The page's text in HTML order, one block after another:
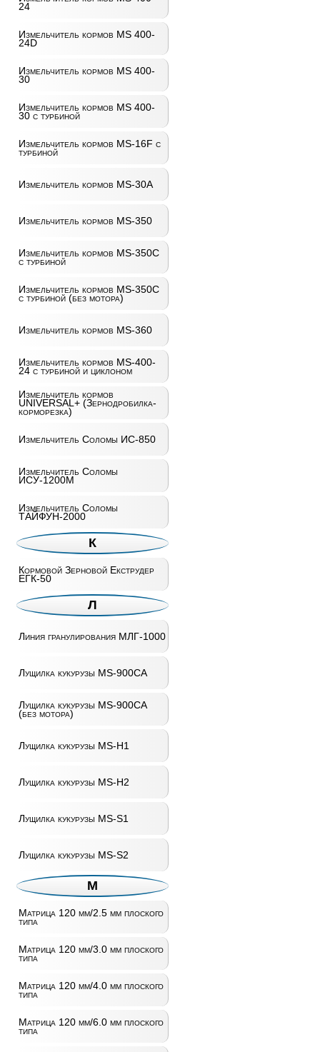
24
Измельчитель кормов MS 400-
24D
Измельчитель кормов MS 400-
30
Измельчитель кормов MS 400-
30 с турбиной
Измельчитель кормов MS-16F с
турбиной
Измельчитель кормов MS-30A
Измельчитель кормов MS-350
Измельчитель кормов MS-350C
с турбиной
Измельчитель кормов MS-350C
с турбиной (без мотора)
Измельчитель кормов MS-360
Измельчитель кормов MS-400-
24 с турбиной и циклоном
Измельчитель кормов
UNIVERSAL+ (Зернодробилка-
корморезка)
Измельчитель Соломы ИС-850
Измельчитель Соломы
ИСУ-1200М
Измельчитель Соломы
ТАЙФУН-2000
К
Кормовой Зерновой Екструдер
ЕГК-50
Л
Линия гранулирования МЛГ-1000
Лущилка кукурузы MS-900CA
Лущилка кукурузы MS-900CA
(без мотора)
Лущилка кукурузы MS-H1
Лущилка кукурузы MS-H2
Лущилка кукурузы MS-S1
Лущилка кукурузы MS-S2
М
Матрица 120 мм/2.5 мм плоского
типа
Матрица 120 мм/3.0 мм плоского
типа
Матрица 120 мм/4.0 мм плоского
типа
Матрица 120 мм/6.0 мм плоского
типа